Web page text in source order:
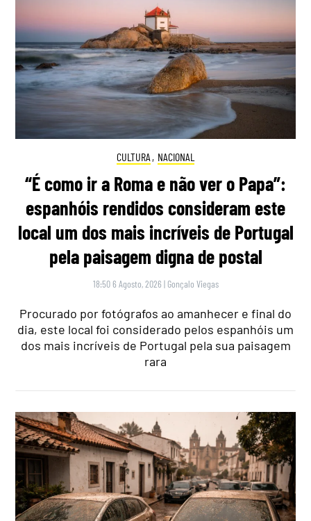
CULTURA , NACIONAL
“É como ir a Roma e não ver o Papa”:
espanhóis rendidos consideram este
local um dos mais incríveis de Portugal
pela paisagem digna de postal
18:50 6 Agosto, 2026 | Gonçalo Viegas
Procurado por fotógrafos ao amanhecer e final do
dia, este local foi considerado pelos espanhóis um
dos mais incríveis de Portugal pela sua paisagem
rara